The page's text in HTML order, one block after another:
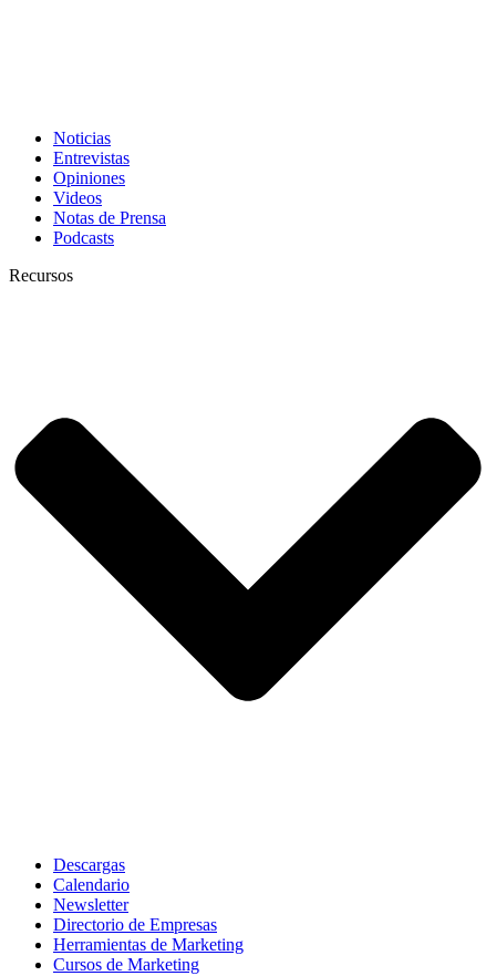
Noticias
Entrevistas
Opiniones
Videos
Notas de Prensa
Podcasts
Recursos
Descargas
Calendario
Newsletter
Directorio de Empresas
Herramientas de Marketing
Cursos de Marketing